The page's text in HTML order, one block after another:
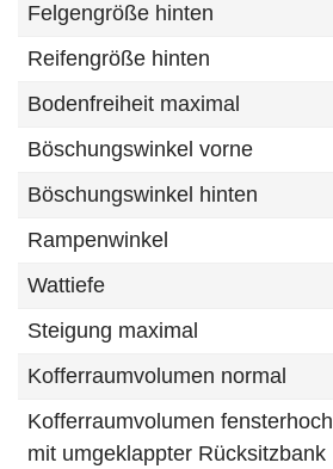
Felgengröße hinten
Reifengröße hinten
Bodenfreiheit maximal
Böschungswinkel vorne
Böschungswinkel hinten
Rampenwinkel
Wattiefe
Steigung maximal
Kofferraumvolumen normal
Kofferraumvolumen fensterhoch
mit umgeklappter Rücksitzbank